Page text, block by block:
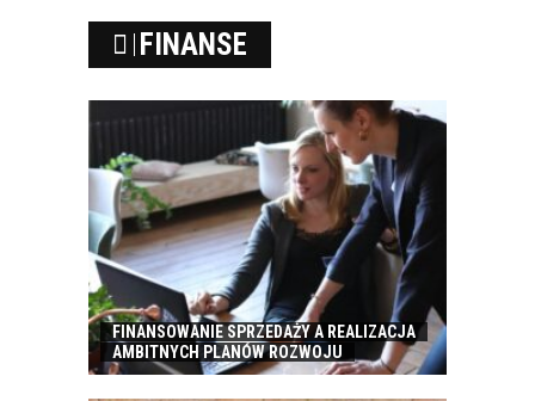
FINANSE
FINANSOWANIE SPRZEDAŻY A REALIZACJA
AMBITNYCH PLANÓW ROZWOJU